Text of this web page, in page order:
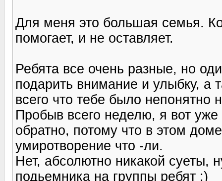
Для меня это большая семья.
помогает, и не оставляет.
Ребята все очень разные, но
подарить внимание и улыбку, а
всего что тебе было непонятно
Пробыв всего неделю, я вот
обратно, потому что в этом
умиротворение что -ли.
Нет, абсолютно никакой суеты,
подьемника на группы ребят ;)